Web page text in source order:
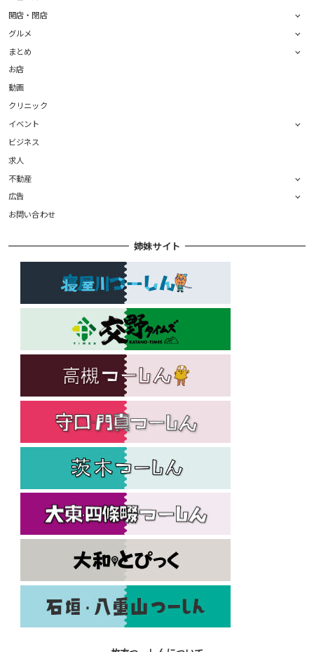
開店・閉店
グルメ
まとめ
お店
動画
クリニック
イベント
ビジネス
求人
不動産
広告
お問い合わせ
姉妹サイト